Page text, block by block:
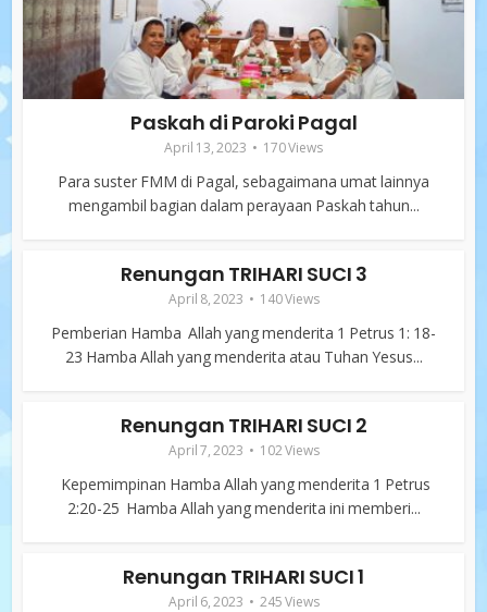
Paskah di Paroki Pagal
April 13, 2023 170 Views
Para suster FMM di Pagal, sebagaimana umat lainnya
mengambil bagian dalam perayaan Paskah tahun...
Renungan TRIHARI SUCI 3
April 8, 2023 140 Views
Pemberian Hamba Allah yang menderita 1 Petrus 1: 18-
23 Hamba Allah yang menderita atau Tuhan Yesus...
Renungan TRIHARI SUCI 2
April 7, 2023 102 Views
Kepemimpinan Hamba Allah yang menderita 1 Petrus
2:20-25 Hamba Allah yang menderita ini memberi...
Renungan TRIHARI SUCI 1
April 6, 2023 245 Views